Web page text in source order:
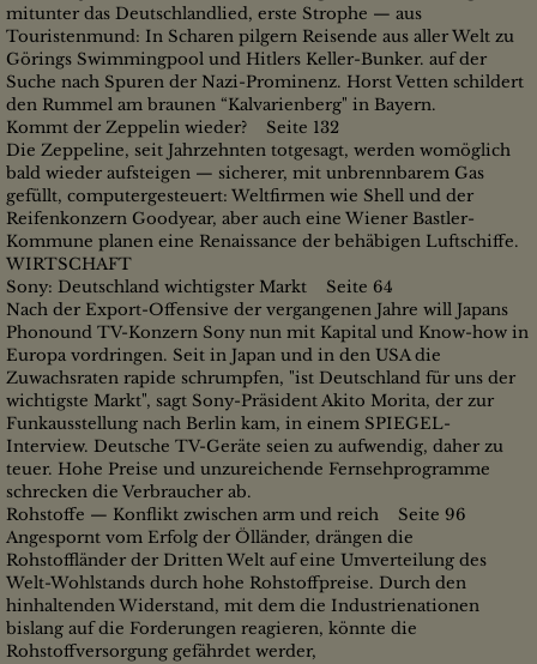
mitunter das Deutschlandlied, erste Strophe — aus
Touristenmund: In Scharen pilgern Reisende aus aller Welt zu
Görings Swimmingpool und Hitlers Keller-Bunker. auf der
Suche nach Spuren der Nazi-Prominenz. Horst Vetten schildert
den Rummel am braunen “Kalvarienberg" in Bayern.
Kommt der Zeppelin wieder? Seite 132
Die Zeppeline, seit Jahrzehnten totgesagt, werden womöglich
bald wieder aufsteigen — sicherer, mit unbrennbarem Gas
gefüllt, computergesteuert: Weltfirmen wie Shell und der
Reifenkonzern Goodyear, aber auch eine Wiener Bastler-
Kommune planen eine Renaissance der behäbigen Luftschiffe.
WIRTSCHAFT
Sony: Deutschland wichtigster Markt Seite 64
Nach der Export-Offensive der vergangenen Jahre will Japans
Phonound TV-Konzern Sony nun mit Kapital und Know-how in
Europa vordringen. Seit in Japan und in den USA die
Zuwachsraten rapide schrumpfen, "ist Deutschland für uns der
wichtigste Markt", sagt Sony-Präsident Akito Morita, der zur
Funkausstellung nach Berlin kam, in einem SPIEGEL-
Interview. Deutsche TV-Geräte seien zu aufwendig, daher zu
teuer. Hohe Preise und unzureichende Fernsehprogramme
schrecken die Verbraucher ab.
Rohstoffe — Konflikt zwischen arm und reich Seite 96
Angespornt vom Erfolg der Ölländer, drängen die
Rohstoffländer der Dritten Welt auf eine Umverteilung des
Welt-Wohlstands durch hohe Rohstoffpreise. Durch den
hinhaltenden Widerstand, mit dem die Industrienationen
bislang auf die Forderungen reagieren, könnte die
Rohstoffversorgung gefährdet werder,